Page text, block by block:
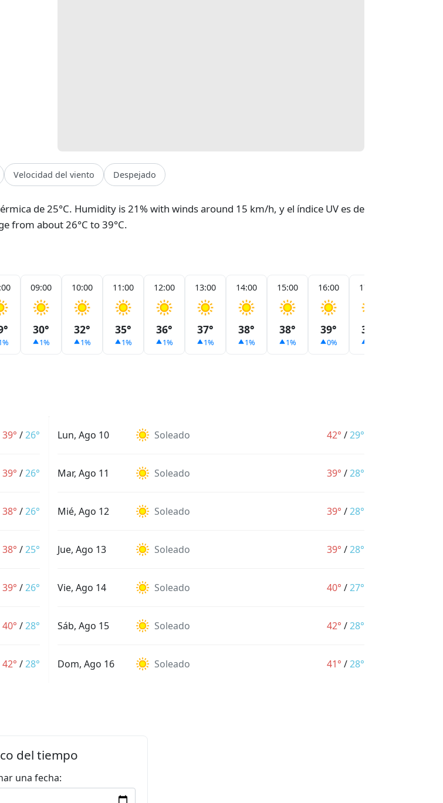
Velocidad del viento Despejado
de 25°C. Humidity is 21% with winds around 15 km/h, y el índice UV es de
from about 26°C to 39°C.
09:00
30°
1%
10:00
32°
1%
11:00
35°
1%
12:00
36°
1%
13:00
37°
1%
14:00
38°
1%
15:00
38°
1%
16:00
39°
0%
17:00
39°
39° /26°
39° /26°
38° /26°
38° /25°
39° /26°
40° /28°
42° /28°
Lun, Ago 10 Soleado 42° /29°
Mar, Ago 11 Soleado 39° /28°
Mié, Ago 12 Soleado 39° /28°
Jue, Ago 13 Soleado 39° /28°
Vie, Ago 14 Soleado 40° /27°
Sáb, Ago 15 Soleado 42° /28°
Dom, Ago 16 Soleado 41° /28°
del tiempo
una fecha: